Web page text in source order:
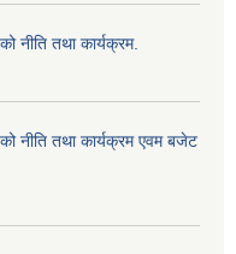
नीति तथा कार्यक्रम.
नीति तथा कार्यक्रम एवम बजेट